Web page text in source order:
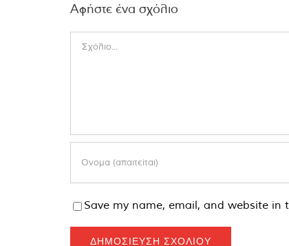
Αφήστε ένα σχόλιο
Save my name, email, and website